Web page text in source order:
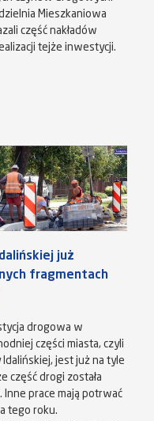
Mieszkaniowa
część nakładów
tejże inwestycji.
już
fragmentach
drogowa w
części miasta, czyli
jest już na tyle
część drogi została
Inne prace mają potrwać
tego roku.